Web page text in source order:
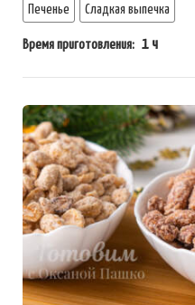
Печенье Сладкая выпечка
Время приготовления: 1 ч